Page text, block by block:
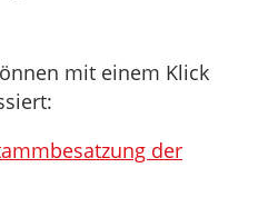
mit einem Klick
der